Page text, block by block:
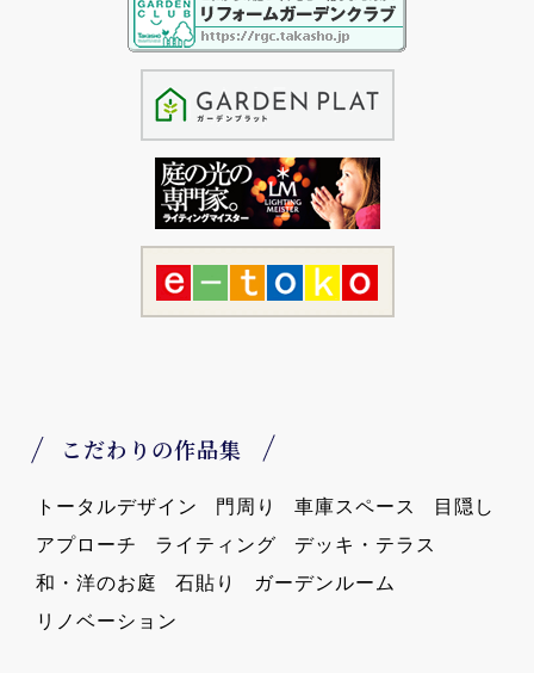
こだわりの作品集
トータルデザイン 門周り 車庫スペース
目隠し
アプローチ
ライティング
デッキ・テラス
和・洋のお庭
石貼り
ガーデンルーム
リノベーション